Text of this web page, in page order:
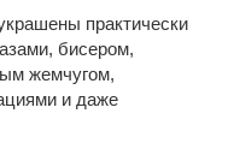
практически
бисером,
жемчугом,
и даже